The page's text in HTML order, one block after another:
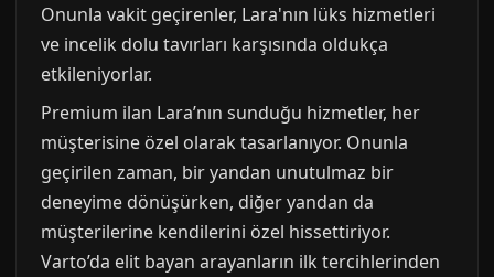
Onunla vakit geçirenler, Lara'nın lüks hizmetleri
ve incelik dolu tavırları karşısında oldukça
etkileniyorlar.
Premium ilan Lara’nın sunduğu hizmetler, her
müşterisine özel olarak tasarlanıyor. Onunla
geçirilen zaman, bir yandan unutulmaz bir
deneyime dönüşürken, diğer yandan da
müşterilerine kendilerini özel hissettiriyor.
Varto’da elit bayan arayanların ilk tercihlerinden